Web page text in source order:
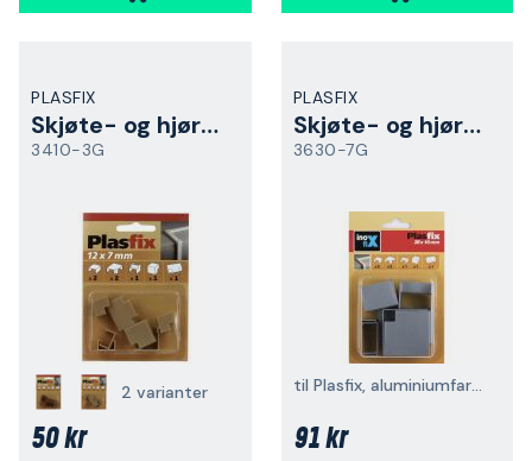
PLASFIX
Skjøte- og hjørnebiter
3410-3G
2 varianter
50 kr
PLASFIX
Skjøte- og hjørnebiter
3630-7G
til Plasfix, aluminiumfarget, 35 x 16 m
91 kr